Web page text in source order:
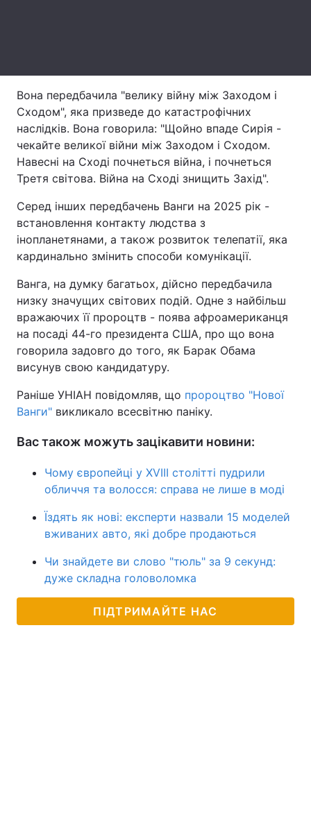
Вона передбачила "велику війну між Заходом і
Сходом", яка призведе до катастрофічних
наслідків. Вона говорила: "Щойно впаде Сирія -
чекайте великої війни між Заходом і Сходом.
Навесні на Сході почнеться війна, і почнеться
Третя світова. Війна на Сході знищить Захід".
Серед інших передбачень Ванги на 2025 рік -
встановлення контакту людства з
інопланетянами, а також розвиток телепатії, яка
кардинально змінить способи комунікації.
Ванга, на думку багатьох, дійсно передбачила
низку значущих світових подій. Одне з найбільш
вражаючих її пророцтв - поява афроамериканця
на посаді 44-го президента США, про що вона
говорила задовго до того, як Барак Обама
висунув свою кандидатуру.
Раніше УНІАН повідомляв, що пророцтво "Нової
Ванги" викликало всесвітню паніку.
Вас також можуть зацікавити новини:
Чому європейці у XVIII столітті пудрили
обличчя та волосся: справа не лише в моді
Їздять як нові: експерти назвали 15 моделей
вживаних авто, які добре продаються
Чи знайдете ви слово "тюль" за 9 секунд:
дуже складна головоломка
ПІДТРИМАЙТЕ НАС